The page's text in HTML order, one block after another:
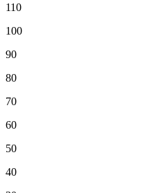
110
100
90
80
70
60
50
40